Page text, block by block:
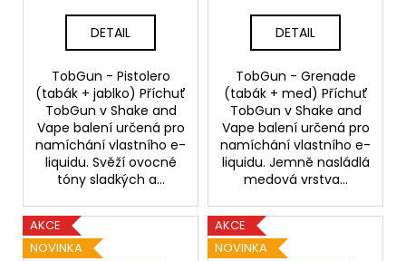
DETAIL
TobGun - Pistolero
(tabák + jablko) Příchuť
TobGun v Shake and
Vape balení určená pro
namíchání vlastního e-
liquidu. Svěží ovocné
tóny sladkých a...
DETAIL
TobGun - Grenade
(tabák + med) Příchuť
TobGun v Shake and
Vape balení určená pro
namíchání vlastního e-
liquidu. Jemně nasládlá
medová vrstva...
AKCE
NOVINKA
AKCE
NOVINKA